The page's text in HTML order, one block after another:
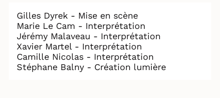
Gilles Dyrek - Mise en scène
Marie Le Cam - Interprétation
Jérémy Malaveau - Interprétation
Xavier Martel - Interprétation
Camille Nicolas - Interprétation
Stéphane Balny - Création lumière